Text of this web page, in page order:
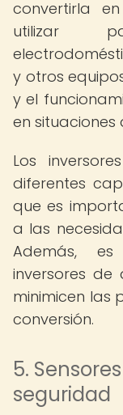
convertirla
utilizar
y otros
y el
en situaciones
Los
diferentes
que es
a las
Además,
inversores de
minimicen las
conversión.
5.
seguridad